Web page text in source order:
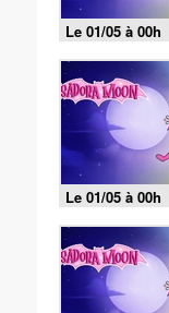
Le 01/05 à 00h
Le 01/05 à 00h